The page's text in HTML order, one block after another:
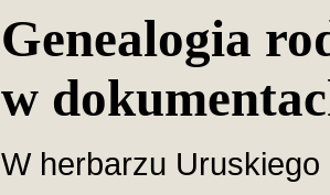
Genealogia
w
W herbarzu